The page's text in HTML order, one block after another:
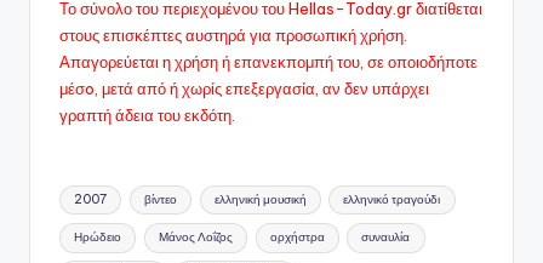
Το σύνολο του περιεχομένου του Hellas-Today.gr διατίθεται
στους επισκέπτες αυστηρά για προσωπική χρήση.
Απαγορεύεται η χρήση ή επανεκπομπή του, σε οποιοδήποτε
μέσo, μετά από ή χωρίς επεξεργασία, αν δεν υπάρχει
γραπτή άδεια του εκδότη.
Ετικέτες:
2007 βίντεο ελληνική μουσική ελληνικό τραγούδι
Ηρώδειο Μάνος Λοΐζος ορχήστρα συναυλία